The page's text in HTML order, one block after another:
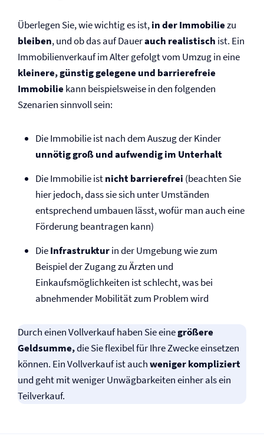
Überlegen Sie, wie wichtig es ist,in der Immobiliezu
bleiben, und ob das auf Dauerauch realistisch ist. Ein
Immobilienverkauf im Alter gefolgt vom Umzug in eine
kleinere, günstig gelegene und barrierefreie
Immobiliekann beispielsweise in den folgenden
Szenarien sinnvoll sein:
Die Immobilie ist nach dem Auszug der Kinder
unnötig groß und aufwendig im Unterhalt
Die Immobilie istnicht barrierefrei (beachten Sie
hier jedoch, dass sie sich unter Umständen
entsprechend umbauen lässt, wofür man auch eine
Förderung beantragen kann)
DieInfrastrukturin der Umgebung wie zum
Beispiel der Zugang zu Ärzten und
Einkaufsmöglichkeiten ist schlecht, was bei
abnehmender Mobilität zum Problem wird
Durch einen Vollverkauf haben Sie einegrößere
Geldsumme,die Sie flexibel für Ihre Zwecke einsetzen
können. Ein Vollverkauf ist auchweniger kompliziert
und geht mit weniger Unwägbarkeiten einher als ein
Teilverkauf.